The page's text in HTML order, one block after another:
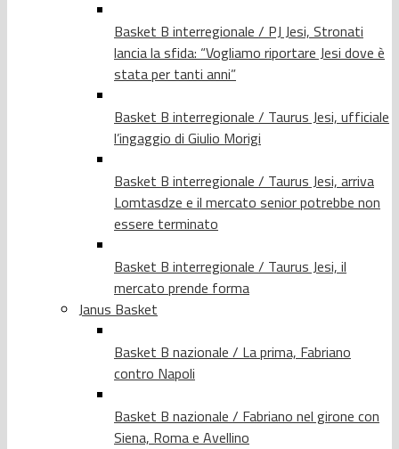
Basket B interregionale / PJ Jesi, Stronati
lancia la sfida: “Vogliamo riportare Jesi dove è
stata per tanti anni”
Basket B interregionale / Taurus Jesi, ufficiale
l’ingaggio di Giulio Morigi
Basket B interregionale / Taurus Jesi, arriva
Lomtasdze e il mercato senior potrebbe non
essere terminato
Basket B interregionale / Taurus Jesi, il
mercato prende forma
Janus Basket
Basket B nazionale / La prima, Fabriano
contro Napoli
Basket B nazionale / Fabriano nel girone con
Siena, Roma e Avellino